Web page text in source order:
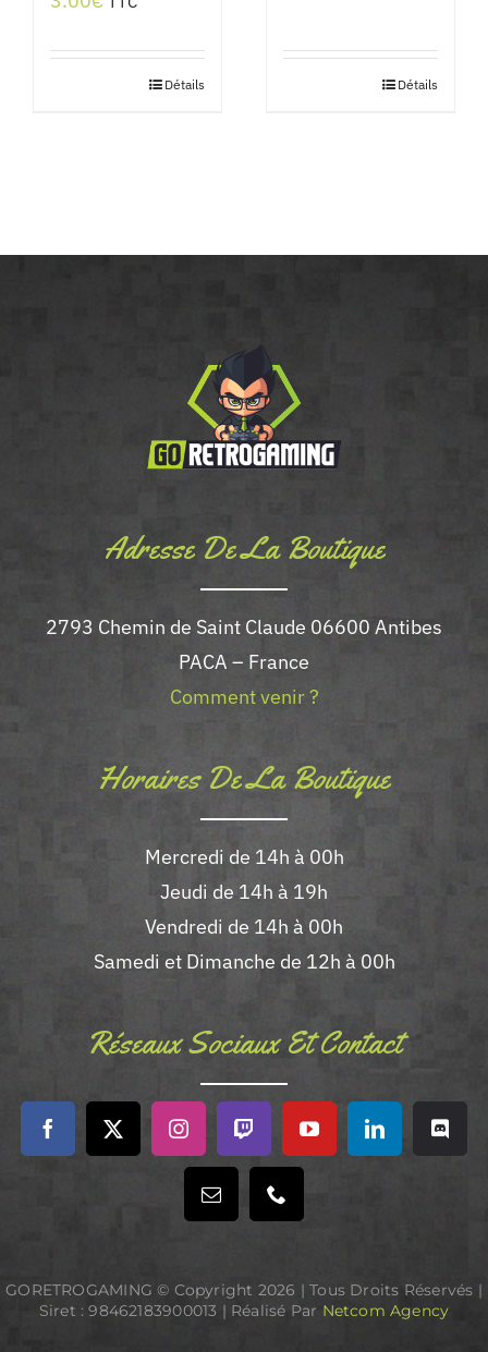
Détails Détails
Adresse De La Boutique
2793 Chemin de Saint Claude 06600 Antibes
PACA – France
Comment venir ?
Horaires De La Boutique
Mercredi de 14h à 00h
Jeudi de 14h à 19h
Vendredi de 14h à 00h
Samedi et Dimanche de 12h à 00h
Réseaux Sociaux Et Contact
GORETROGAMING © Copyright 2026 | Tous Droits Réservés |
Siret : 98462183900013 | Réalisé Par Netcom Agency